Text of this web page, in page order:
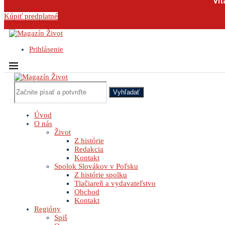
Kúpiť predplatné
Prihlásenie
Vyhľadať
Úvod
O nás
Život
Z histórie
Redakcia
Kontakt
Spolok Slovákov v Poľsku
Z histórie spolku
Tlačiareň a vydavateľstvo
Obchod
Kontakt
Regióny
Spiš